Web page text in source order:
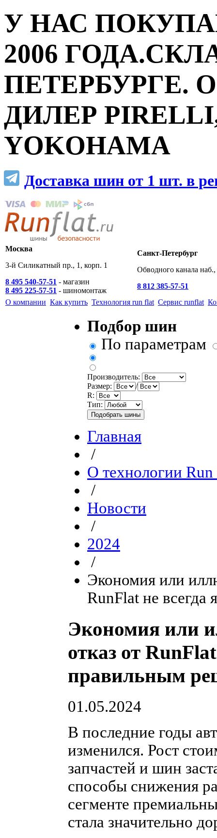
У НАС
2006
ПЕТЕРБУРГЕ.
ДИЛЕР
YOKOHAMA
Доставка шин от 1 шт. в
Москва
3-й Силикатный пр., 1, корп. 1
8 495 540-57-51 - магазин
8 495 225-57-51 - шиномонтаж
Санкт-Петербург
Обводного канала
8 812 385-57-51
О компании Как купить Технология run flat Сервис runflat
Подбор шин
По параметрам
Производитель:
Размер:
/
R:
Тип:
Главная
/
О технологии Run
/
Новости
/
2024
/
Экономия или
RunFlat не всегда
Экономия или
отказ от
правильным
01.05.2024
В последние годы
изменился. Рост
запчастей и шин
способы снижения
сегменте
стала значительно